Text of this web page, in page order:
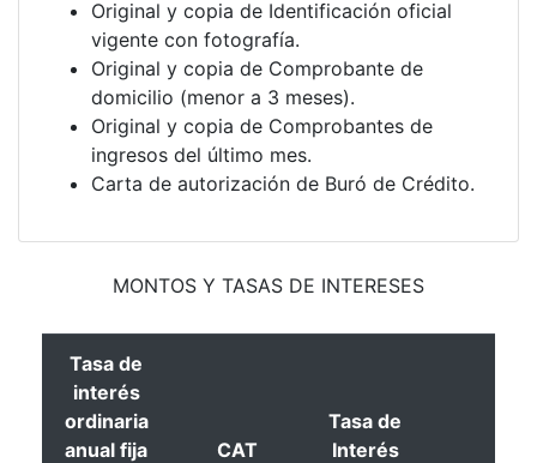
Original y copia de Identificación oficial
vigente con fotografía.
Original y copia de Comprobante de
domicilio (menor a 3 meses).
Original y copia de Comprobantes de
ingresos del último mes.
Carta de autorización de Buró de Crédito.
MONTOS Y TASAS DE INTERESES
Tasa de
interés
ordinaria
anual fija
CAT
Tasa de
Interés